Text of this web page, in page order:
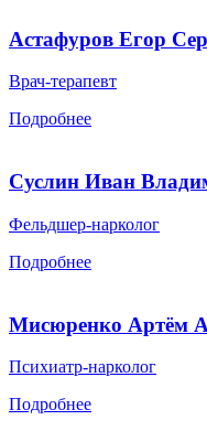
Астафуров Егор
Врач-терапевт
Подробнее
Суслин Иван
Фельдшер-нарколог
Подробнее
Мисюренко Артём
Психиатр-нарколог
Подробнее